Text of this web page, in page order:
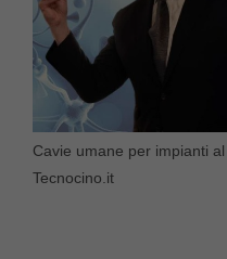
Cavie umane per impianti
Tecnocino.it